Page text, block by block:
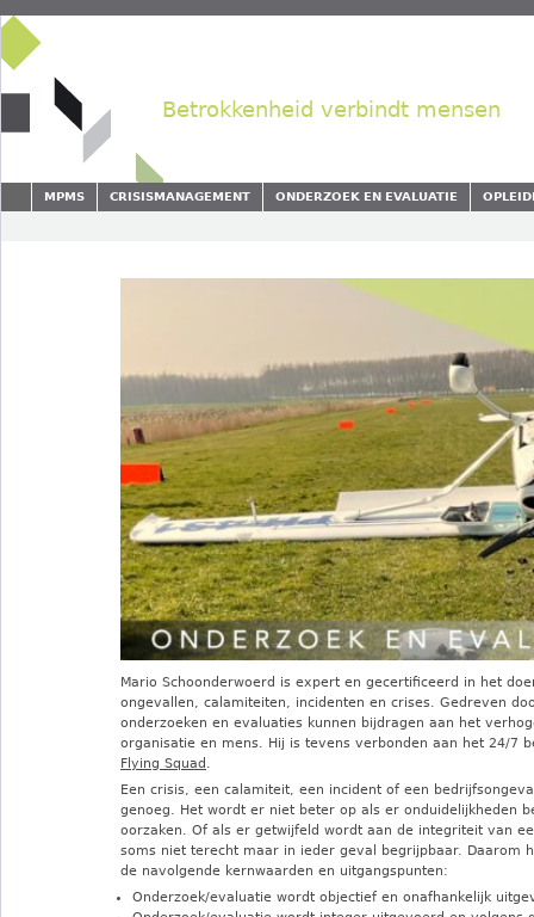
Betrokkenheid verbindt mensen
MPMS CRISISMANAGEMENT ONDERZOEK EN EVALUATIE
Mario Schoonderwoerd is expert en gecertificeerd in het
ongevallen, calamiteiten, incidenten en crises. Gedreven
onderzoeken en evaluaties kunnen bijdragen aan het
organisatie en mens. Hij is tevens verbonden aan het 24/7
Flying Squad .
Een crisis, een calamiteit, een incident of een
genoeg. Het wordt er niet beter op als er onduidelijkheden
oorzaken. Of als er getwijfeld wordt aan de integriteit van
soms niet terecht maar in ieder geval begrijpbaar. Daarom
de navolgende kernwaarden en uitgangspunten:
Onderzoek/evaluatie wordt objectief en onafhankelijk